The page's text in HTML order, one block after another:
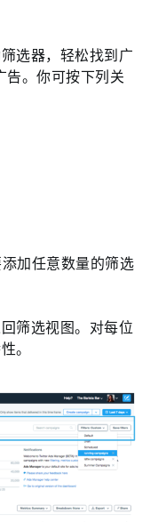
选器，轻松找到广
告。你可按下列关
加任意数量的筛选
筛选视图。对每位
。